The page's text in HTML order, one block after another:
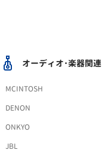
オーディオ･楽器関連
MCINTOSH
DENON
ONKYO
JBL